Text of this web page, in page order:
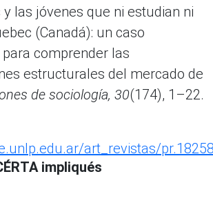
las jóvenes que ni estudian ni
(Canadá): un caso
comprender las
estructurales del mercado de
de sociología, 30(174), 1–22.
art_revistas/
impliqués